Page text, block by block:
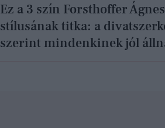
Ez a 3 szín Forsthoffer Ágnes
stílusának titka: a
szerint mindenkinek jól